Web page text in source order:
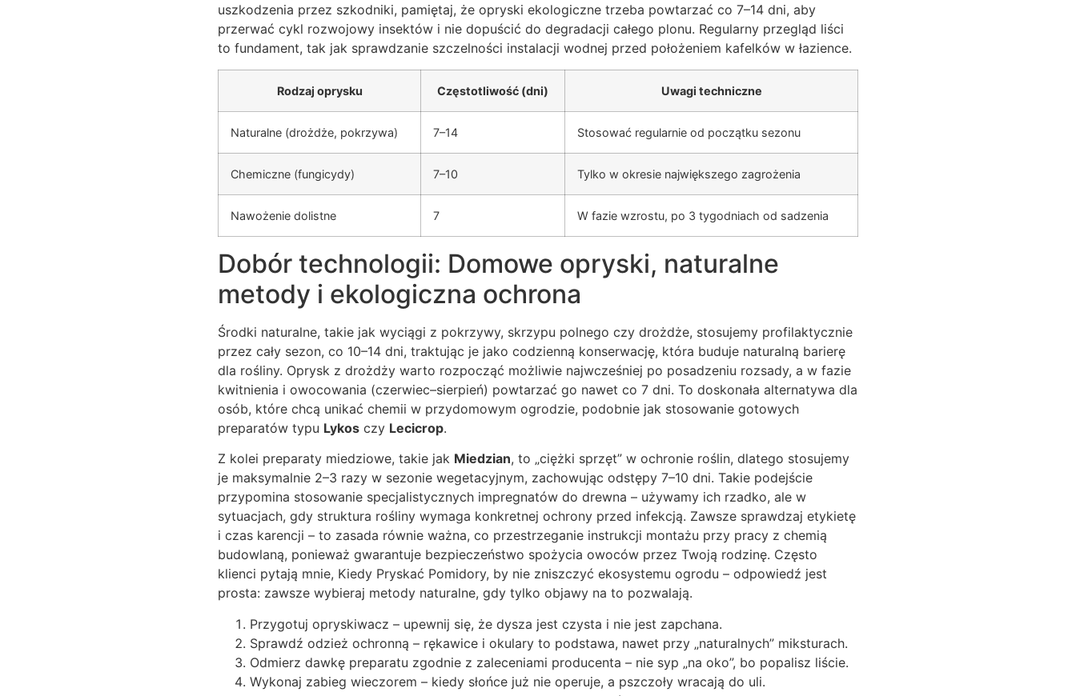
uszkodzenia przez szkodniki, pamiętaj, że opryski ekologiczne trzeba powtarzać co 7–14 dni, aby
przerwać cykl rozwojowy insektów i nie dopuścić do degradacji całego plonu. Regularny przegląd liści
to fundament, tak jak sprawdzanie szczelności instalacji wodnej przed położeniem kafelków w łazience.
Rodzaj oprysku Częstotliwość (dni) Uwagi techniczne
Naturalne (drożdże, pokrzywa) 7–14 Stosować regularnie od początku sezonu
Chemiczne (fungicydy) 7–10 Tylko w okresie największego zagrożenia
Nawożenie dolistne 7 W fazie wzrostu, po 3 tygodniach od sadzenia
Dobór technologii: Domowe opryski, naturalne
metody i ekologiczna ochrona
Środki naturalne, takie jak wyciągi z pokrzywy, skrzypu polnego czy drożdże, stosujemy profilaktycznie
przez cały sezon, co 10–14 dni, traktując je jako codzienną konserwację, która buduje naturalną barierę
dla rośliny. Oprysk z drożdży warto rozpocząć możliwie najwcześniej po posadzeniu rozsady, a w fazie
kwitnienia i owocowania (czerwiec–sierpień) powtarzać go nawet co 7 dni. To doskonała alternatywa dla
osób, które chcą unikać chemii w przydomowym ogrodzie, podobnie jak stosowanie gotowych
preparatów typu Lykos czy Lecicrop.
Z kolei preparaty miedziowe, takie jak Miedzian, to „ciężki sprzęt” w ochronie roślin, dlatego stosujemy
je maksymalnie 2–3 razy w sezonie wegetacyjnym, zachowując odstępy 7–10 dni. Takie podejście
przypomina stosowanie specjalistycznych impregnatów do drewna – używamy ich rzadko, ale w
sytuacjach, gdy struktura rośliny wymaga konkretnej ochrony przed infekcją. Zawsze sprawdzaj etykietę
i czas karencji – to zasada równie ważna, co przestrzeganie instrukcji montażu przy pracy z chemią
budowlaną, ponieważ gwarantuje bezpieczeństwo spożycia owoców przez Twoją rodzinę. Często
klienci pytają mnie, Kiedy Pryskać Pomidory, by nie zniszczyć ekosystemu ogrodu – odpowiedź jest
prosta: zawsze wybieraj metody naturalne, gdy tylko objawy na to pozwalają.
Przygotuj opryskiwacz – upewnij się, że dysza jest czysta i nie jest zapchana.
Sprawdź odzież ochronną – rękawice i okulary to podstawa, nawet przy „naturalnych” miksturach.
Odmierz dawkę preparatu zgodnie z zaleceniami producenta – nie syp „na oko”, bo popalisz liście.
Wykonaj zabieg wieczorem – kiedy słońce już nie operuje, a pszczoły wracają do uli.